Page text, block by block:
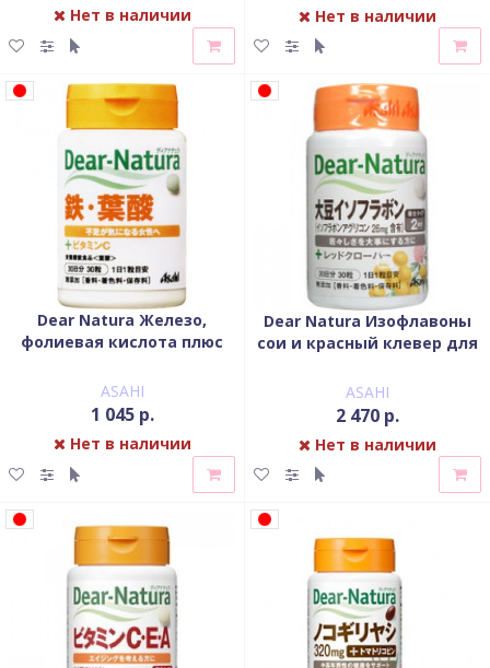
Нет в наличии Нет в наличии
Dear Natura Железо,
фолиевая кислота плюс
ASAHI
1 045 р.
Нет в наличии
Dear Natura Изофлавоны
сои и красный клевер для
ASAHI
2 470 р.
Нет в наличии